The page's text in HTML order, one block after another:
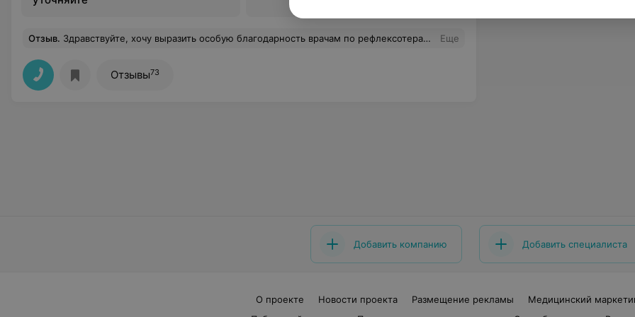
Отзыв. Здравствуйте, хочу выразить особую благодарность врачам по рефлексотерапии из Китая за их профессионализм, внимательность и тепло которое исходит от них. У меня была проблема с онемением пальцев левой кисти, после 8 процедур иглоукалывания все пришло в норму (онемение до процедур длилось 2 месяца...) Также я благодарна медсестре Нине Ивановне этого же центра, за чуткое и внимательное отношение к пациентам. Спасибо ВАМ за здоровье. Еще
Отзывы73
Добавить компанию Добавить специалиста
О проекте Новости проекта Размещение рекламы
Медицинский